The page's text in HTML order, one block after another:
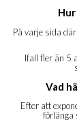
På varje sida
Ifall fler än 5
Vad
Efter att
förlänga